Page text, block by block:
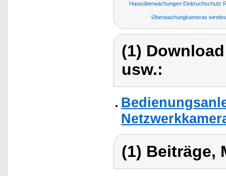
Hausüberwachungen Einbruchschutz
Überwachungkameras
(1)
usw.:
(1) Beiträge,